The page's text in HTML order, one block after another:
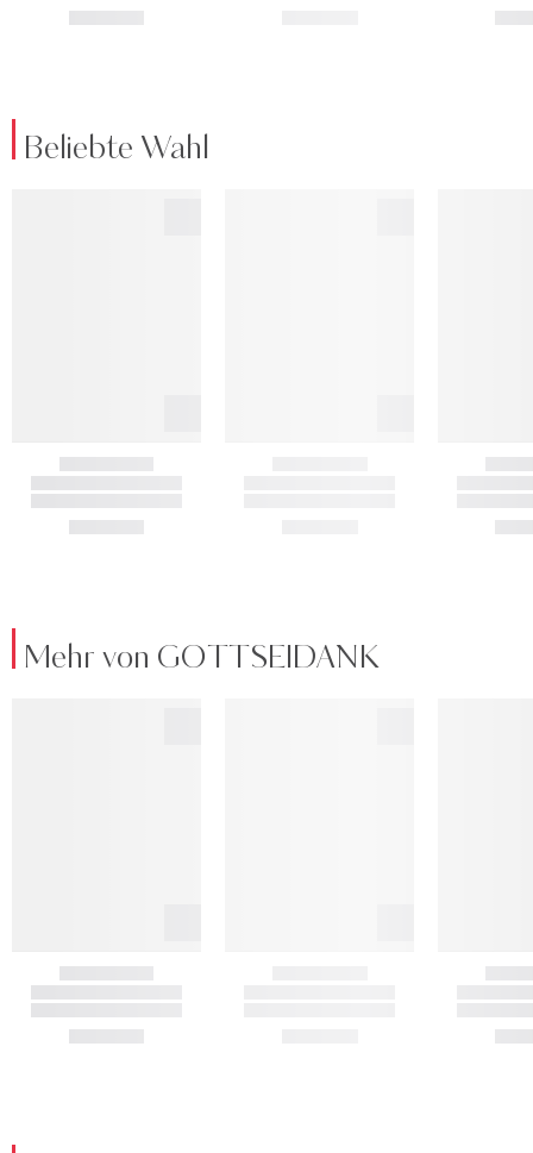
Beliebte Wahl
Mehr von GOTTSEIDANK